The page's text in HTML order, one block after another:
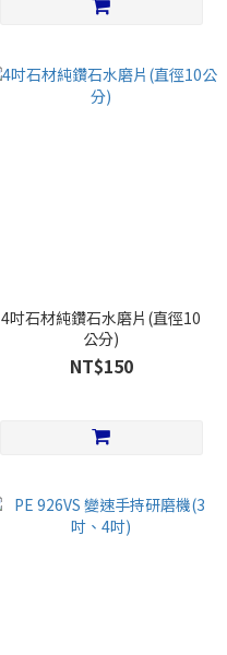
4吋石材純鑽石水磨片(直徑10
公分)
NT$150